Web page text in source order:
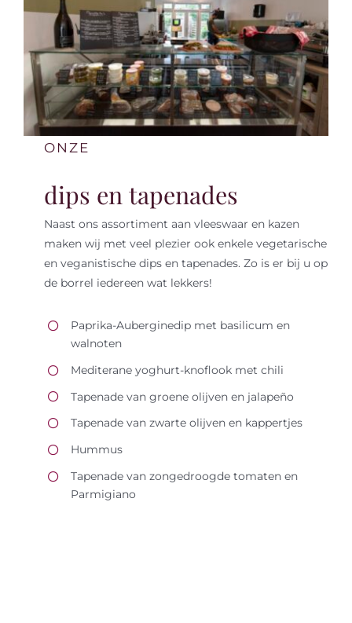
Tastings
Contact
ONZE
dips en tapenades
Naast ons assortiment aan vleeswaar en kazen
maken wij met veel plezier ook enkele vegetarische
en veganistische dips en tapenades. Zo is er bij u op
de borrel iedereen wat lekkers!
Paprika-Auberginedip met basilicum en
walnoten
Mediterane yoghurt-knoflook met chili
Tapenade van groene olijven en jalapeño
Tapenade van zwarte olijven en kappertjes
Hummus
Tapenade van zongedroogde tomaten en
Parmigiano